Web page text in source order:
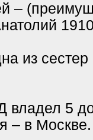
–
из
5
– в Москве.